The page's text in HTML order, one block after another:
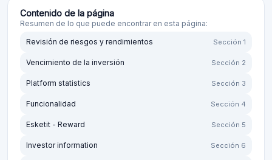
Contenido de la página
Resumen de lo que puede encontrar en esta página:
Revisión de riesgos y rendimientos
Sección 1
Vencimiento de la inversión Sección 2
Platform statistics Sección 3
Funcionalidad Sección 4
Esketit - Reward Sección 5
Investor information Sección 6